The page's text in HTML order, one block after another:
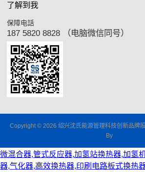
了解到我
保障电話
187 5820 8828 （电脑微信同号）
Copyright © 2026 绍兴沈氏能源管理科技创新品牌
By
微混合器,管式反应器,加氢站换热器,加氢
器,气化器,高效换热器,印刷电路板式换热